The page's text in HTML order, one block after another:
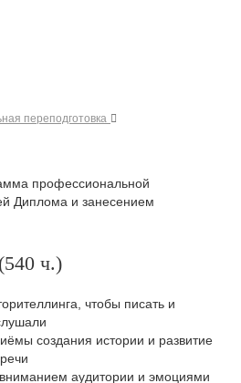
переподготовка
профессиональной
Диплома и занесением
ч.)
чтобы писать и
создания истории и развитие
аудитории и эмоциями